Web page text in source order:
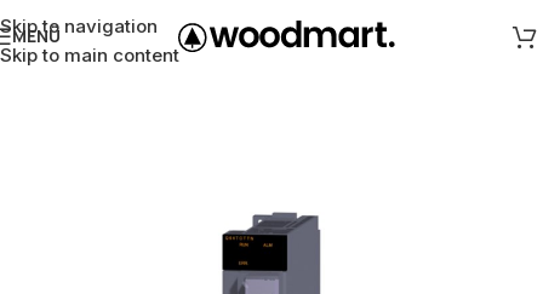
Skip to navigation
Skip to main content
MENÜ